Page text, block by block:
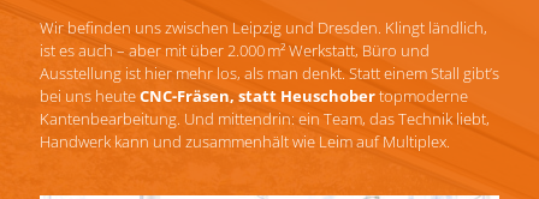
Wir befinden uns zwischen Leipzig und Dresden. Klingt ländlich,
ist es auch – aber mit über 2.000 m² Werkstatt, Büro und
Ausstellung ist hier mehr los, als man denkt. Statt einem Stall gibt’s
bei uns heuteCNC-Fräsen, statt Heuschobertopmoderne
Kantenbearbeitung. Und mittendrin: ein Team, das Technik liebt,
Handwerk kann und zusammenhält wie Leim auf Multiplex.